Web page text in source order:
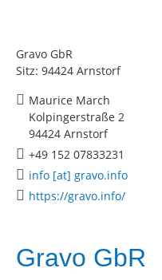
Gravo GbR
Sitz: 94424 Arnstorf
Maurice March
Kolpingerstraße 2
94424 Arnstorf
+49 152 07833231
info [at] gravo.info
https://gravo.info/
Gravo GbR